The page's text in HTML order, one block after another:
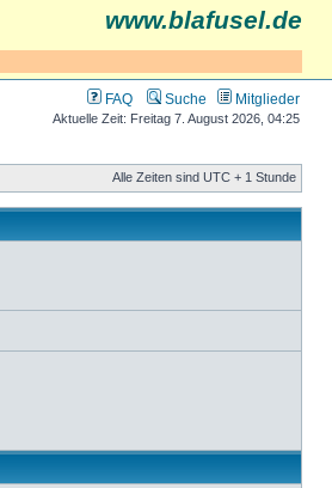
www.blafusel.de
FAQ Suche Mitglieder
Aktuelle Zeit: Freitag 7. August 2026, 04:25
Alle Zeiten sind UTC + 1 Stunde